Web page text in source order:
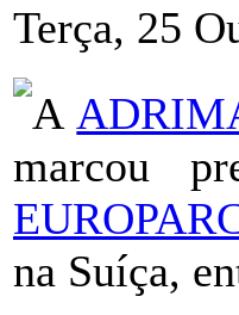
Terça, 25
A
marcou
na Suíça,